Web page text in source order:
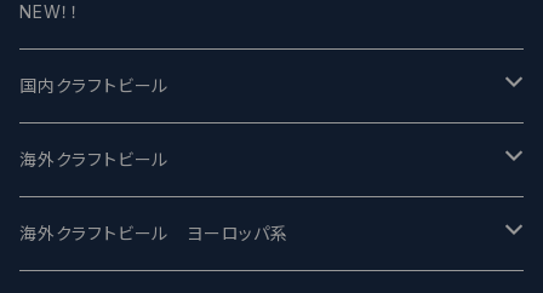
NEW！！
国内クラフトビール
UCHU BREWING -うちゅうブルーイング
バテレ -VERTERE
海外クラフトビール
Modern Times モダンタイムズ
海外クラフトビール ヨーロッパ系